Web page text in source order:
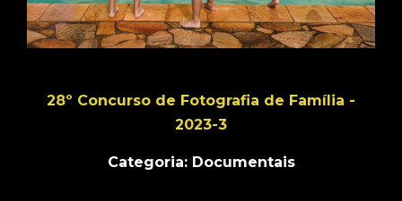
28º Concurso de Fotografia de Família -
2023-3
Categoria: Documentais